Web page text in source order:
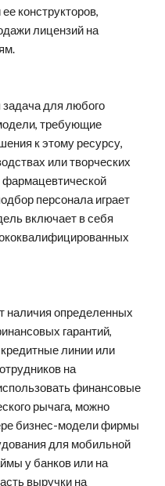
конструкторов,
лицензий на
требующие
к этому ресурсу,
или творческих
фармацевтической
персонала играет
включает в себя
гарантий,
линии или
на
финансовые
рычага, можно
бизнес-модели фирмы
для мобильной
у банков или на
выручки на